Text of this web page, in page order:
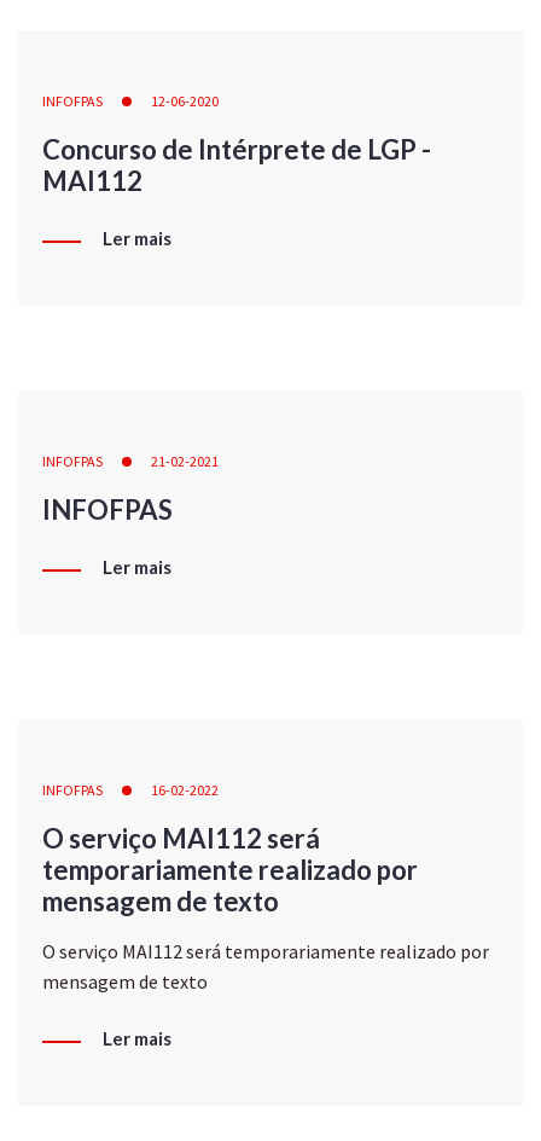
INFOFPAS 12-06-2020
Concurso de Intérprete de LGP -
MAI112
Ler mais
INFOFPAS 21-02-2021
INFOFPAS
Ler mais
INFOFPAS 16-02-2022
O serviço MAI112 será
temporariamente realizado por
mensagem de texto
O serviço MAI112 será temporariamente realizado por
mensagem de texto
Ler mais